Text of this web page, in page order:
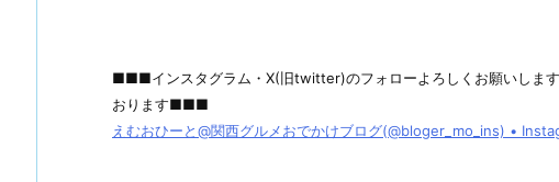
■■■インスタグラム・X(旧twitter)のフォローよろしくお願いしま
おります■■■
えむおひーと@関西グルメおでかけブログ(@bloger_mo_ins) •